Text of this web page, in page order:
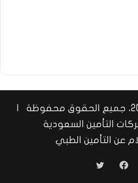
التأمين السعودية
عن التأمين الطبي
فيسبوك